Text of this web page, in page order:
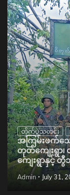
တိုက်ပွဲသတင်း
အကြမ်းဖက်သေ
တုတ်ကျေးရွာ၊
ကျေးရွာနှင့်
Admin July 31,